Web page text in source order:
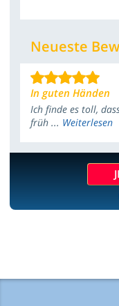
Neueste
In guten Händen
Ich finde es toll,
früh ... Weiterlesen